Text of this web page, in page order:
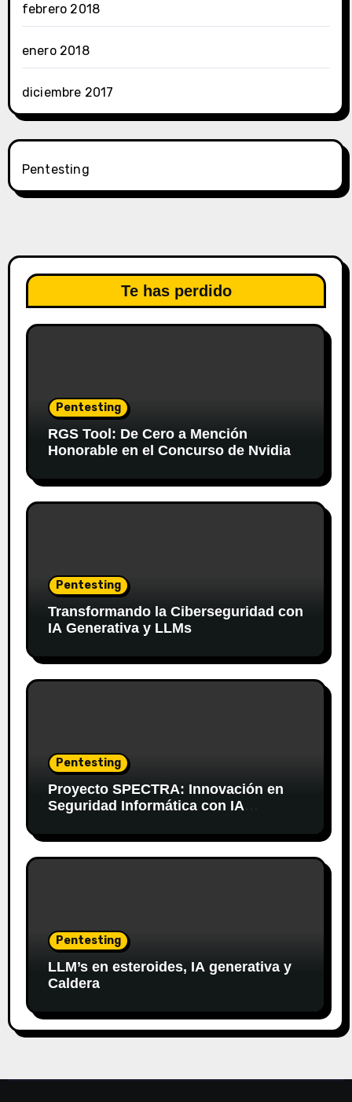
febrero 2018
enero 2018
diciembre 2017
Pentesting
Te has perdido
Pentesting
RGS Tool: De Cero a Mención
Honorable en el Concurso de Nvidia
Pentesting
Transformando la Ciberseguridad con
IA Generativa y LLMs
Pentesting
Proyecto SPECTRA: Innovación en
Seguridad Informática con IA
Pentesting
LLM’s en esteroides, IA generativa y
Caldera